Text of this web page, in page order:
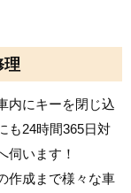
理
内にキーを閉じ込
も24時間365日対
伺います！
作成まで様々な車